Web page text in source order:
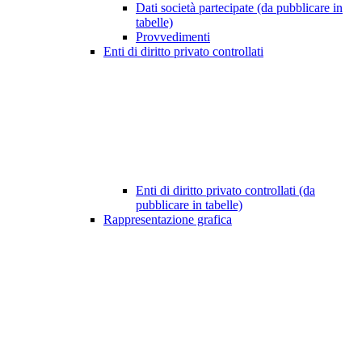
Dati società partecipate (da pubblicare in
tabelle)
Provvedimenti
Enti di diritto privato controllati
Enti di diritto privato controllati (da
pubblicare in tabelle)
Rappresentazione grafica